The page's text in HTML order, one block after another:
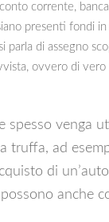
corrente,
presenti fondi
parla di assegno
ovvero di
spesso venga
truffa, ad
di
anche